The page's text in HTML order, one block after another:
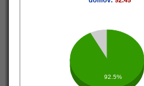
92.5%